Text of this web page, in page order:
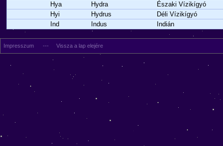
Hya
Hydra
Északi Vízikígyó
Hyi
Hydrus
Déli Vízikígyó
Ind
Indus Indián
Impresszum --- Vissza a lap elejére